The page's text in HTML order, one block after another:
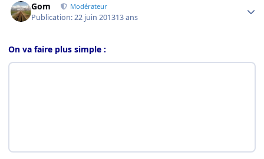
Gom Modérateur
Publication:22 juin 201313 ans
On va faire plus simple :